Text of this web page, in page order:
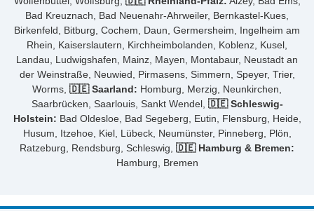
Bad Kreuznach, Bad Neuenahr-Ahrweiler, Bernkastel-Kues,
Birkenfeld, Bitburg, Cochem, Daun, Germersheim, Ingelheim am
Rhein, Kaiserslautern, Kirchheimbolanden, Koblenz, Kusel,
Landau, Ludwigshafen, Mainz, Mayen, Montabaur, Neustadt an
der Weinstraße, Neuwied, Pirmasens, Simmern, Speyer, Trier,
Worms, 🇩🇪 Saarland: Homburg, Merzig, Neunkirchen,
Saarbrücken, Saarlouis, Sankt Wendel, 🇩🇪 Schleswig-
Holstein: Bad Oldesloe, Bad Segeberg, Eutin, Flensburg, Heide,
Husum, Itzehoe, Kiel, Lübeck, Neumünster, Pinneberg, Plön,
Ratzeburg, Rendsburg, Schleswig, 🇩🇪 Hamburg & Bremen:
Hamburg, Bremen